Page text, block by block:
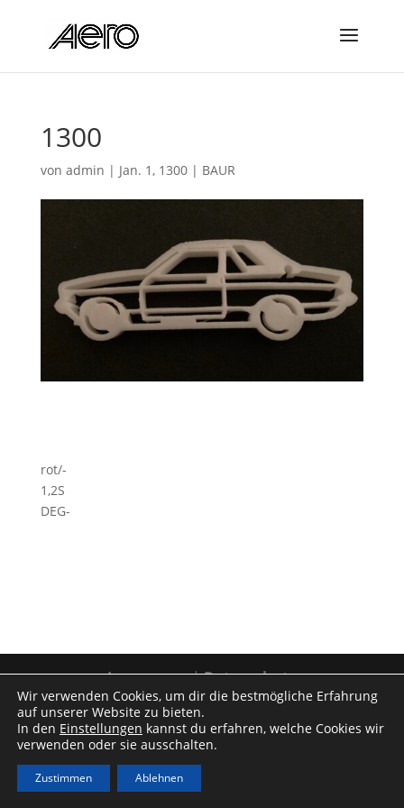
1300
von admin | Jan. 1, 1300| BAUR
rot/-
1,2S
DEG-
Impressum|Datenschutz
Wir verwenden Cookies, um dir die bestmögliche Erfahrung
auf unserer Website zu bieten.
In den Einstellungen kannst du erfahren, welche Cookies wir
verwenden oder sie ausschalten.
Zustimmen Ablehnen